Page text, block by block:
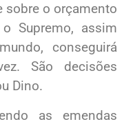
sobre o orçamento
Supremo, assim
conseguirá
São decisões
Dino.
as emendas